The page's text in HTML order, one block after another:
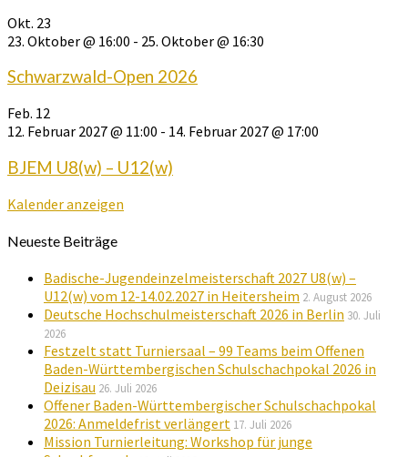
Okt. 23
23. Oktober @ 16:00 - 25. Oktober @ 16:30
Schwarzwald-Open 2026
Feb. 12
12. Februar 2027 @ 11:00 - 14. Februar 2027 @ 17:00
BJEM U8(w) – U12(w)
Kalender anzeigen
Neueste Beiträge
Badische-Jugendeinzelmeisterschaft 2027 U8(w) –
U12(w) vom 12-14.02.2027 in Heitersheim 2. August 2026
Deutsche Hochschulmeisterschaft 2026 in Berlin 30. Juli
2026
Festzelt statt Turniersaal – 99 Teams beim Offenen
Baden-Württembergischen Schulschachpokal 2026 in
Deizisau 26. Juli 2026
Offener Baden-Württembergischer Schulschachpokal
2026: Anmeldefrist verlängert 17. Juli 2026
Mission Turnierleitung: Workshop für junge